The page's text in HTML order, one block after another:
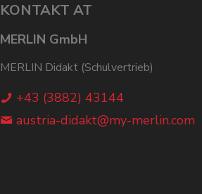
KONTAKT AT
MERLIN GmbH
MERLIN Didakt (Schulvertrieb)
+43 (3882) 43144
austria-didakt@my-merlin.com